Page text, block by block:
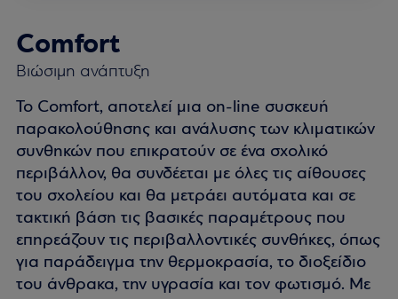
Comfort
Βιώσιμη ανάπτυξη
To Comfort, αποτελεί μια on-line συσκευή
παρακολούθησης και ανάλυσης των κλιματικών
συνθηκών που επικρατούν σε ένα σχολικό
περιβάλλον, θα συνδέεται με όλες τις αίθουσες
του σχολείου και θα μετράει αυτόματα και σε
τακτική βάση τις βασικές παραμέτρους που
επηρεάζουν τις περιβαλλοντικές συνθήκες, όπως
για παράδειγμα την θερμοκρασία, το διοξείδιο
του άνθρακα, την υγρασία και τον φωτισμό. Με